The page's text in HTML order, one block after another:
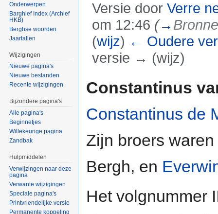
Versie door Verre
om 12:46 (→
(wijz) ← Oudere
versie → (wijz)
Constantinus
Constantinus de
Zijn broers waren
Bergh, en
Het volgnummer
Onderwerpen
Barghief Index (Archief
HKB)
Berghse woorden
Jaartallen
Wijzigingen
Nieuwe pagina's
Nieuwe bestanden
Recente wijzigingen
Bijzondere pagina's
Alle pagina's
Beginnetjes
Willekeurige pagina
Zandbak
Hulpmiddelen
Verwijzingen naar deze
pagina
Verwante wijzigingen
Speciale pagina's
Printvriendelijke versie
Permanente koppeling